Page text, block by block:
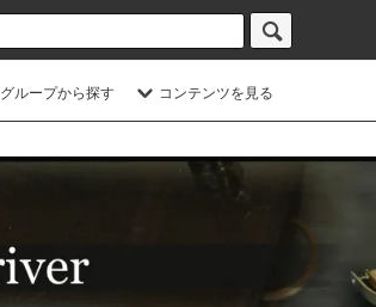
グループから探す コンテンツを見る